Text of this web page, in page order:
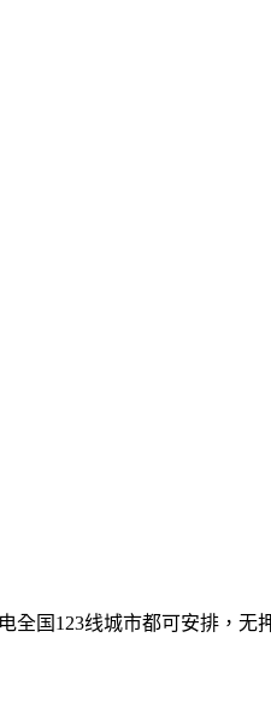
国123线城市都可安排，无